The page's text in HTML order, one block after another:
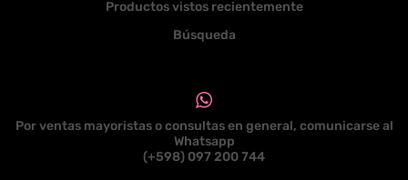
Productos vistos recientemente
Búsqueda
Por ventas mayoristas o consultas en general, comunicarse al
Whatsapp
(+598) 097 200 744